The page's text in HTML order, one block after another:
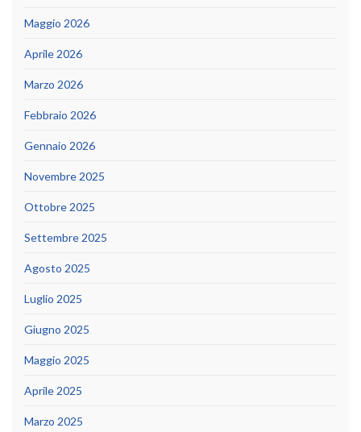
Maggio 2026
Aprile 2026
Marzo 2026
Febbraio 2026
Gennaio 2026
Novembre 2025
Ottobre 2025
Settembre 2025
Agosto 2025
Luglio 2025
Giugno 2025
Maggio 2025
Aprile 2025
Marzo 2025